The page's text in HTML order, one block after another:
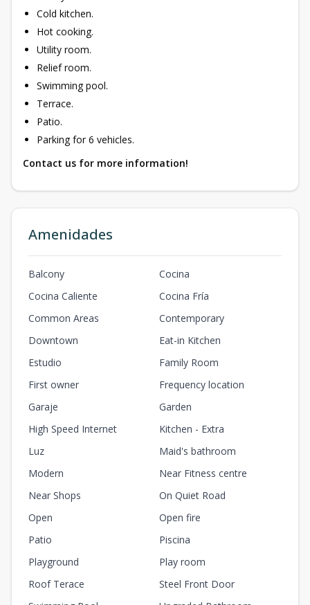
Cold kitchen.
Hot cooking.
Utility room.
Relief room.
Swimming pool.
Terrace.
Patio.
Parking for 6 vehicles.
Contact us for more information!
Amenidades
Balcony
Cocina
Cocina Caliente
Cocina Fría
Common Areas
Contemporary
Downtown
Eat-in Kitchen
Estudio
Family Room
First owner
Frequency location
Garaje
Garden
High Speed Internet
Kitchen - Extra
Luz
Maid's bathroom
Modern
Near Fitness centre
Near Shops
On Quiet Road
Open
Open fire
Patio
Piscina
Playground
Play room
Roof Terace
Steel Front Door